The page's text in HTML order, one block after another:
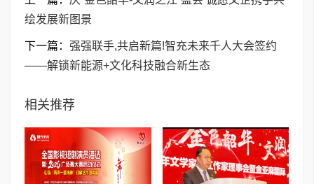
绘发展新图景
下一篇： 强强联手,共启新篇!智充未来千人大会签约
——解锁新能源+文化科技融合新生态
相关推荐